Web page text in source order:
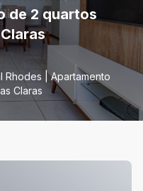
de 2 quartos
Rhodes | Apartamento
Claras